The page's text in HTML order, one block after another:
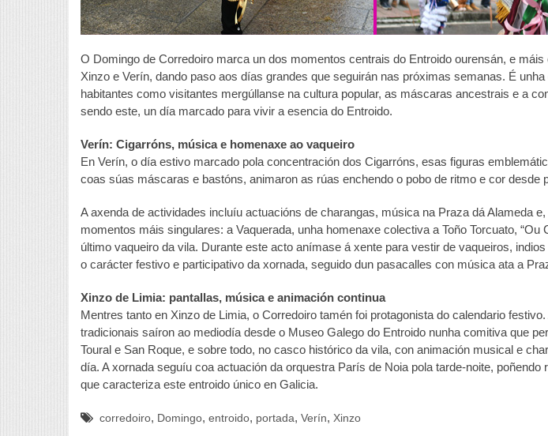
O Domingo de Corredoiro marca un dos momentos centrais do Entroido ourensán, e
Xinzo e Verín, dando paso aos días grandes que seguirán nas próximas semanas. É unha
habitantes como visitantes mergúllanse na cultura popular, as máscaras ancestrais e a
sendo este, un día marcado para vivir a esencia do Entroido.
Verín: Cigarróns, música e homenaxe ao vaqueiro
En Verín, o día estivo marcado pola concentración dos Cigarróns, esas figuras
coas súas máscaras e bastóns, animaron as rúas enchendo o pobo de ritmo e cor desde
A axenda de actividades incluíu actuacións de charangas, música na Praza dá Alameda
momentos máis singulares: a Vaquerada, unha homenaxe colectiva a Toño Torcuato, “Ou
último vaqueiro da vila. Durante este acto anímase á xente para vestir de vaqueiros,
o carácter festivo e participativo da xornada, seguido dun pasacalles con música ata a
Xinzo de Limia: pantallas, música e animación continua
Mentres tanto en Xinzo de Limia, o Corredoiro tamén foi protagonista do calendario
tradicionais saíron ao mediodía desde o Museo Galego do Entroido nunha comitiva que
Toural e San Roque, e sobre todo, no casco histórico da vila, con animación musical e
día. A xornada seguíu coa actuación da orquestra París de Noia pola tarde-noite, poñendo
que caracteriza este entroido único en Galicia.
corredoiro, Domingo, entroido, portada, Verín, Xinzo